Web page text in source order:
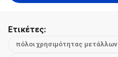
Ετικέτες:
πόλοι χρησιμότητας μετάλλων